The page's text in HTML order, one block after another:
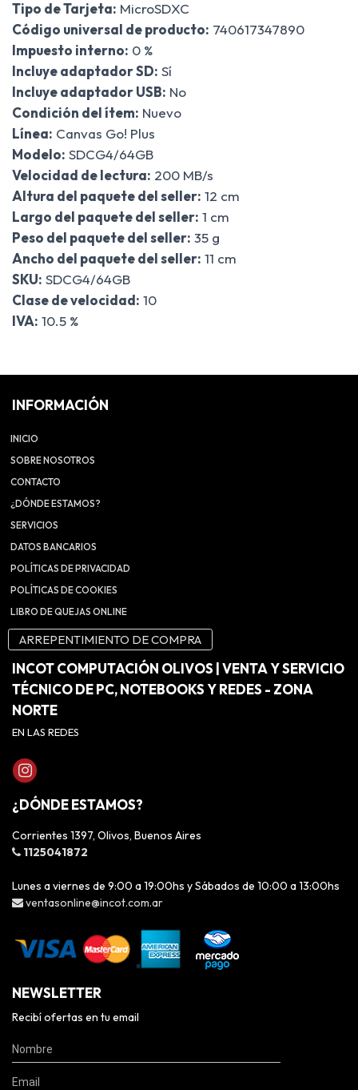
Tipo de Tarjeta: MicroSDXC
Código universal de producto: 740617347890
Impuesto interno: 0 %
Incluye adaptador SD: Sí
Incluye adaptador USB: No
Condición del ítem: Nuevo
Línea: Canvas Go! Plus
Modelo: SDCG4/64GB
Velocidad de lectura: 200 MB/s
Altura del paquete del seller: 12 cm
Largo del paquete del seller: 1 cm
Peso del paquete del seller: 35 g
Ancho del paquete del seller: 11 cm
SKU: SDCG4/64GB
Clase de velocidad: 10
IVA: 10.5 %
INFORMACIÓN
INICIO
SOBRE NOSOTROS
CONTACTO
¿DÓNDE ESTAMOS?
SERVICIOS
DATOS BANCARIOS
POLÍTICAS DE PRIVACIDAD
POLÍTICAS DE COOKIES
LIBRO DE QUEJAS ONLINE
ARREPENTIMIENTO DE COMPRA
INCOT COMPUTACIÓN OLIVOS | VENTA Y SERVICIO
TÉCNICO DE PC, NOTEBOOKS Y REDES - ZONA
NORTE
EN LAS REDES
¿DÓNDE ESTAMOS?
Corrientes 1397, Olivos, Buenos Aires
1125041872
Lunes a viernes de 9:00 a 19:00hs y Sábados de 10:00 a 13:00hs
ventasonline@incot.com.ar
NEWSLETTER
Recibí ofertas en tu email